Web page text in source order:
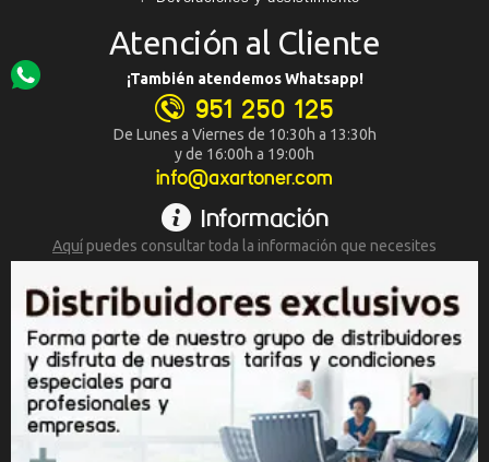
Atención al Cliente
¡También atendemos Whatsapp!
951 250 125
De Lunes a Viernes de 10:30h a 13:30h
y de 16:00h a 19:00h
info@axartoner.com
Información
Aquípuedes consultar toda la información que necesites